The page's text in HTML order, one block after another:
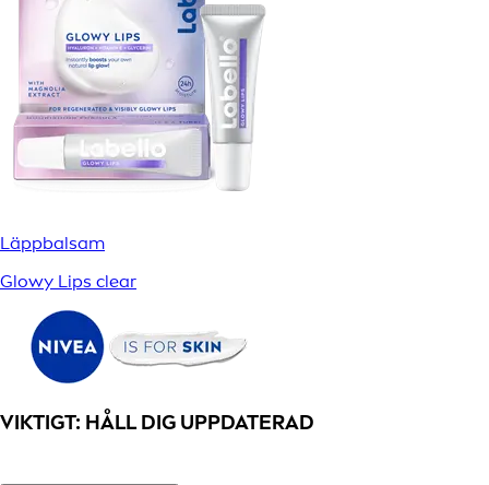
Läppbalsam
Glowy Lips clear
VIKTIGT: HÅLL DIG UPPDATERAD